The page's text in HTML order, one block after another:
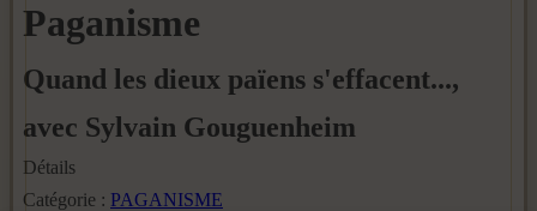
Paganisme
Quand les dieux païens s'effacent...,
avec Sylvain Gouguenheim
Détails
Catégorie : PAGANISME